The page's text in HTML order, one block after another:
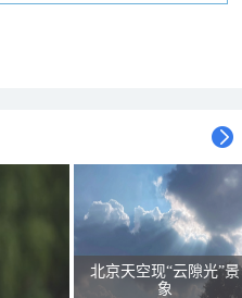
北京天空现“云隙光”景
象